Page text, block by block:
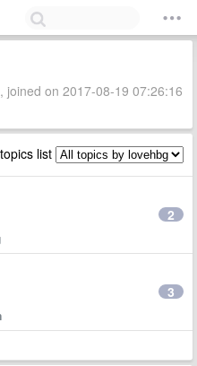
joined on 2017-08-19 07:26:16
list
2
3